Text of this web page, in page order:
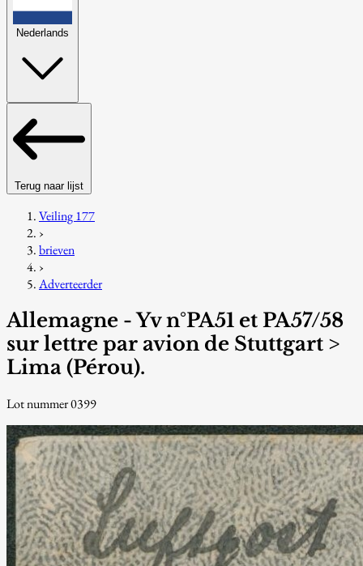
Nederlands
Terug naar lijst
Veiling 177
›
brieven
›
Adverteerder
Allemagne - Yv n°PA51 et PA57/58
sur lettre par avion de Stuttgart >
Lima (Pérou).
Lot nummer 0399